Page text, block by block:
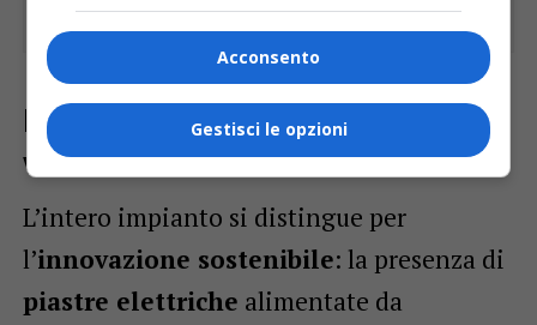
Innovazione sostenibile e
valorizzazione del territorio
L’intero impianto si distingue per
l’innovazione sostenibile: la presenza di
piastre elettriche alimentate da
Acconsento
Gestisci le opzioni